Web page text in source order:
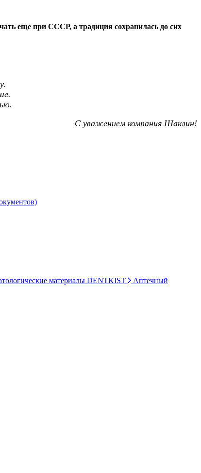
еще при СССР, а традиция сохранилась до сих
Шаклин!
материалы DENTKIST
Аптечный